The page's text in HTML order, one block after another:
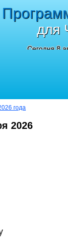
для
Сегодня 8
года
2026